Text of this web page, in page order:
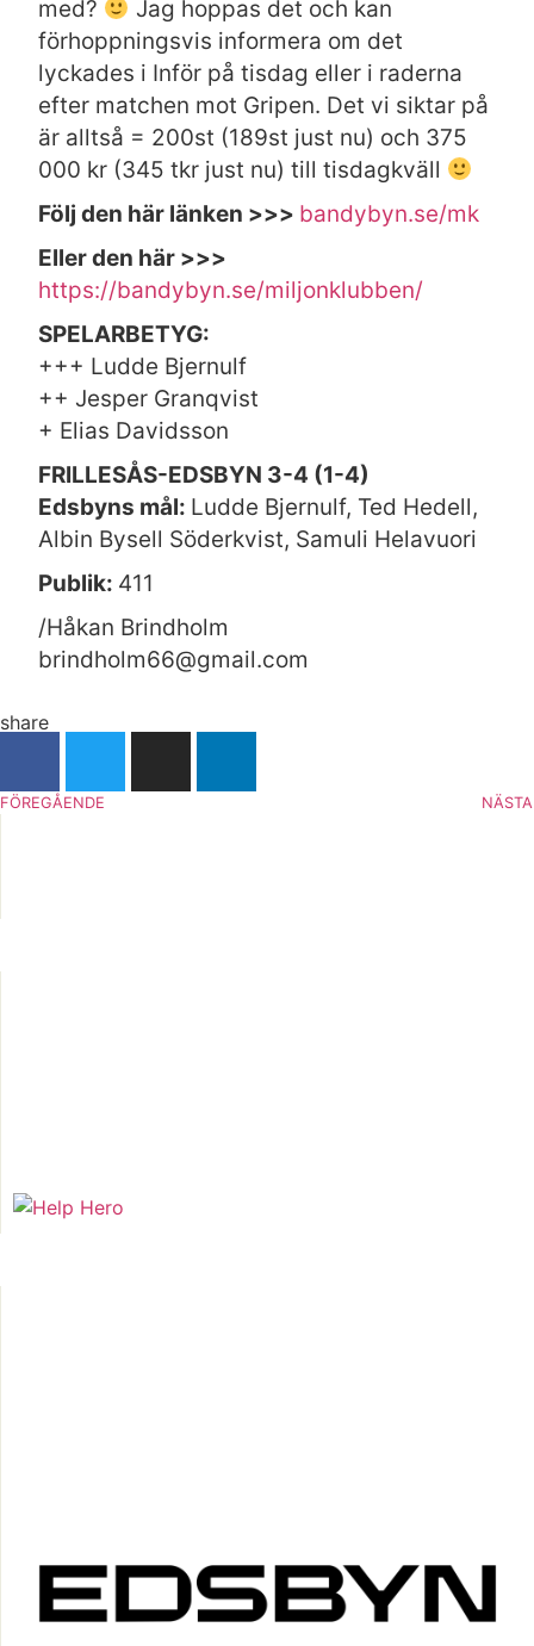
med?
Jag hoppas det och kan
förhoppningsvis informera om det
lyckades i Inför på tisdag eller i raderna
efter matchen mot Gripen. Det vi siktar på
är alltså = 200st (189st just nu) och 375
000 kr (345 tkr just nu) till tisdagkväll
Följ den här länken >>> bandybyn.se/mk
Eller den här >>>
https://bandybyn.se/miljonklubben/
SPELARBETYG:
+++ Ludde Bjernulf
++ Jesper Granqvist
+ Elias Davidsson
FRILLESÅS-EDSBYN 3-4 (1-4)
Edsbyns mål: Ludde Bjernulf, Ted Hedell,
Albin Bysell Söderkvist, Samuli Helavuori
Publik: 411
/Håkan Brindholm
brindholm66@gmail.com
share
FÖREGÅENDE NÄSTA